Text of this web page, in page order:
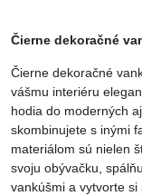
Čierne dekoračné
Čierne dekoračné
vášmu interiéru
hodia do moderných
skombinujete s inými
materiálom sú nielen
svoju obývačku,
vankúšmi a vytvorte